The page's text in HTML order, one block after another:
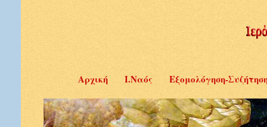
Αρχική Ι.Ναός Εξομολόγηση-